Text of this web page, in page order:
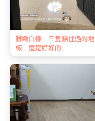
雅緻白橡｜三隻貓住過的地
板，還是好好的